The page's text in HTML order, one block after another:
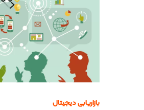
بازاریابی دیجیتال